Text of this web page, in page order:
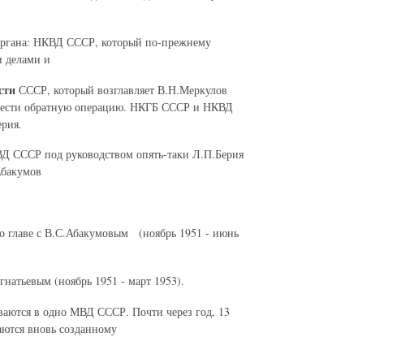
НКВД СССР, который по-прежнему
делами и
СССР, который возглавляет В.Н.Меркулов
обратную операцию. НКГБ СССР и НКВД
СССР под руководством опять-таки Л.П.Берия
главе с В.С.Абакумовым (ноябрь 1951 - июнь
(ноябрь 1951 - март 1953).
в одно МВД СССР. Почти через год, 13
вновь созданному